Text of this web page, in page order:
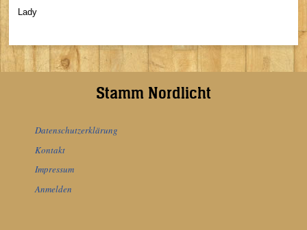
Lady
Stamm Nordlicht
Datenschutzerklärung
Kontakt
Impressum
Anmelden